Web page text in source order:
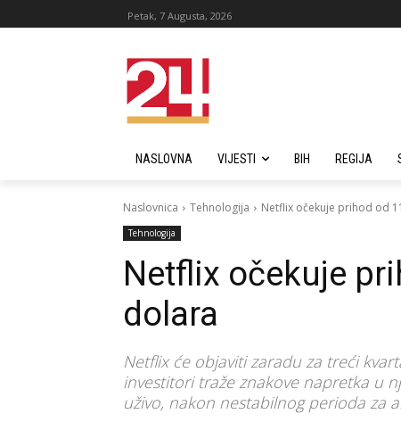
Petak, 7 Augusta, 2026
NASLOVNA VIJESTI BIH REGIJA
Naslovnica Tehnologija Netflix očekuje prihod od
Tehnologija
Netflix očekuje
dolara
Netflix će objaviti zaradu za treći
investitori traže znakove napretka u
uživo, nakon nestabilnog perioda za